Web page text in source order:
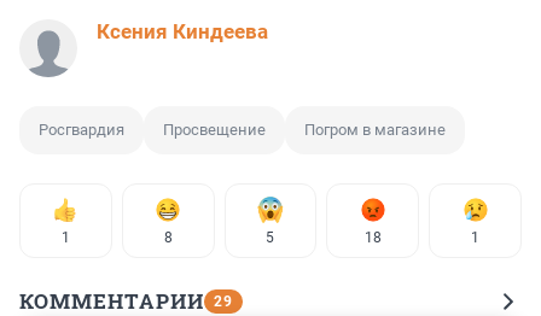
Ксения Киндеева
Росгвардия Просвещение Погром в магазине
1 8 5 18 1
КОММЕНТАРИИ 29